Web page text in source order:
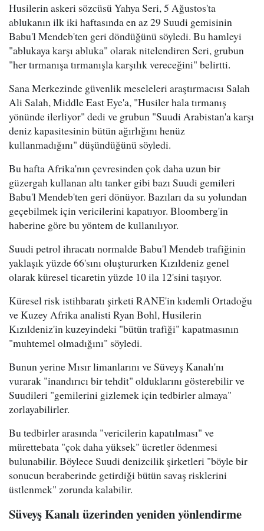
Husilerin askeri sözcüsü Yahya Seri, 5 Ağustos'ta
ablukanın ilk iki haftasında en az 29 Suudi gemisinin
Babu'l Mendeb'ten geri döndüğünü söyledi. Bu hamleyi
"ablukaya karşı abluka" olarak nitelendiren Seri, grubun
"her tırmanışa tırmanışla karşılık vereceğini" belirtti.
Sana Merkezinde güvenlik meseleleri araştırmacısı Salah
Ali Salah, Middle East Eye'a, "Husiler hala tırmanış
yönünde ilerliyor" dedi ve grubun "Suudi Arabistan'a karşı
deniz kapasitesinin bütün ağırlığını henüz
kullanmadığını" düşündüğünü söyledi.
Bu hafta Afrika'nın çevresinden çok daha uzun bir
güzergah kullanan altı tanker gibi bazı Suudi gemileri
Babu'l Mendeb'ten geri dönüyor. Bazıları da su yolundan
geçebilmek için vericilerini kapatıyor. Bloomberg'in
haberine göre bu yöntem de kullanılıyor.
Suudi petrol ihracatı normalde Babu'l Mendeb trafiğinin
yaklaşık yüzde 66'sını oluştururken Kızıldeniz genel
olarak küresel ticaretin yüzde 10 ila 12'sini taşıyor.
Küresel risk istihbaratı şirketi RANE'in kıdemli Ortadoğu
ve Kuzey Afrika analisti Ryan Bohl, Husilerin
Kızıldeniz'in kuzeyindeki "bütün trafiği" kapatmasının
"muhtemel olmadığını" söyledi.
Bunun yerine Mısır limanlarını ve Süveyş Kanalı'nı
vurarak "inandırıcı bir tehdit" olduklarını gösterebilir ve
Suudileri "gemilerini gizlemek için tedbirler almaya"
zorlayabilirler.
Bu tedbirler arasında "vericilerin kapatılması" ve
mürettebata "çok daha yüksek" ücretler ödenmesi
bulunabilir. Böylece Suudi denizcilik şirketleri "böyle bir
sonucun beraberinde getirdiği bütün savaş risklerini
üstlenmek" zorunda kalabilir.
Süveyş Kanalı üzerinden yeniden yönlendirme